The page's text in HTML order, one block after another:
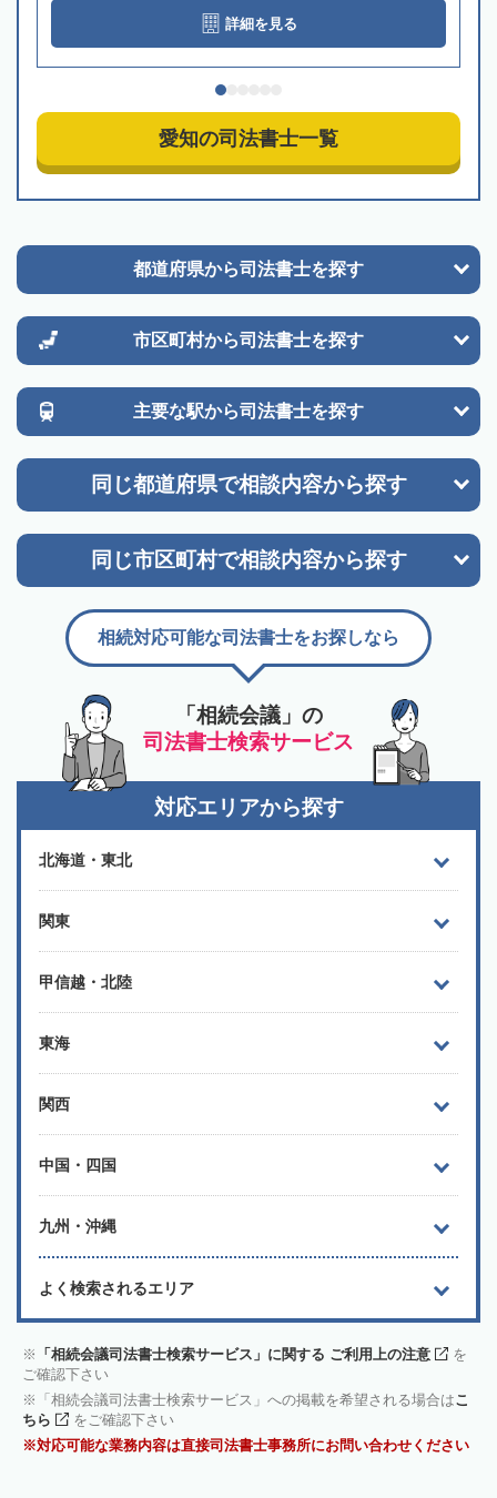
詳細を見る
愛知の司法書士一覧
都道府県から司法書士を探す
市区町村から司法書士を探す
主要な駅から司法書士を探す
同じ都道府県で相談内容から探す
同じ市区町村で相談内容から探す
「相続会議」の
司法書士検索サービス
相続対応可能な司法書士をお探しなら
対応エリアから探す
北海道・東北
関東
甲信越・北陸
東海
関西
中国・四国
九州・沖縄
よく検索されるエリア
「相続会議司法書士検索サービス」に関する ご利用上の注意
を
ご確認下さい
「相続会議司法書士検索サービス」への掲載を希望される場合はこ
ちら
をご確認下さい
対応可能な業務内容は直接司法書士事務所にお問い合わせください